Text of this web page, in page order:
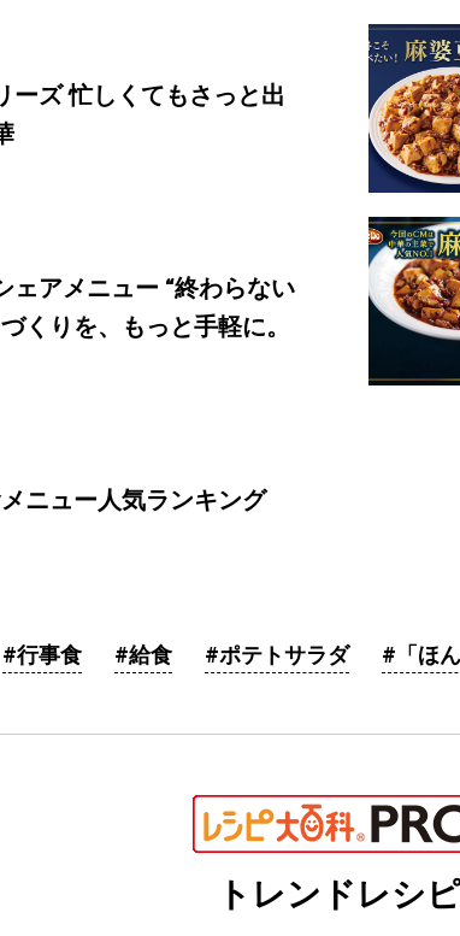
#ご当地おいしい献立の
#ご当地メニュー
ーズ 忙しくてもさっと出
ェアメニュー “終わらない
くりを、もっと手軽に。
ニュー人気ランキング
#行事食 #給食 #ポテトサラダ #「ほ
トレンドレシピ